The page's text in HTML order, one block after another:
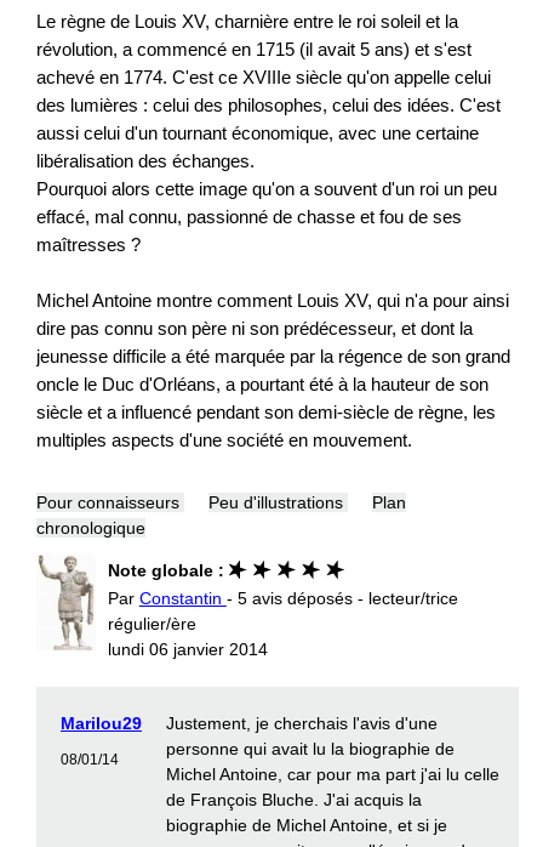
Le règne de Louis XV, charnière entre le roi soleil et la
révolution, a commencé en 1715 (il avait 5 ans) et s'est
achevé en 1774. C'est ce XVIIIe siècle qu'on appelle celui
des lumières : celui des philosophes, celui des idées. C'est
aussi celui d'un tournant économique, avec une certaine
libéralisation des échanges.
Pourquoi alors cette image qu'on a souvent d'un roi un peu
effacé, mal connu, passionné de chasse et fou de ses
maîtresses ?
Michel Antoine montre comment Louis XV, qui n'a pour ainsi
dire pas connu son père ni son prédécesseur, et dont la
jeunesse difficile a été marquée par la régence de son grand
oncle le Duc d'Orléans, a pourtant été à la hauteur de son
siècle et a influencé pendant son demi-siècle de règne, les
multiples aspects d'une société en mouvement.
Pour connaisseurs Peu d'illustrations
Plan
chronologique
Note globale :
Par Constantin - 5 avis déposés - lecteur/trice
régulier/ère
lundi 06 janvier 2014
Marilou29
08/01/14
Justement, je cherchais l'avis d'une
personne qui avait lu la biographie de
Michel Antoine, car pour ma part j'ai lu celle
de François Bluche. J'ai acquis la
biographie de Michel Antoine, et si je